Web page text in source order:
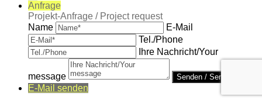
Anfrage
Projekt-Anfrage / Project request
Name
E-Mail
Tel./Phone
Ihre Nachricht/Your
message
E-Mail senden